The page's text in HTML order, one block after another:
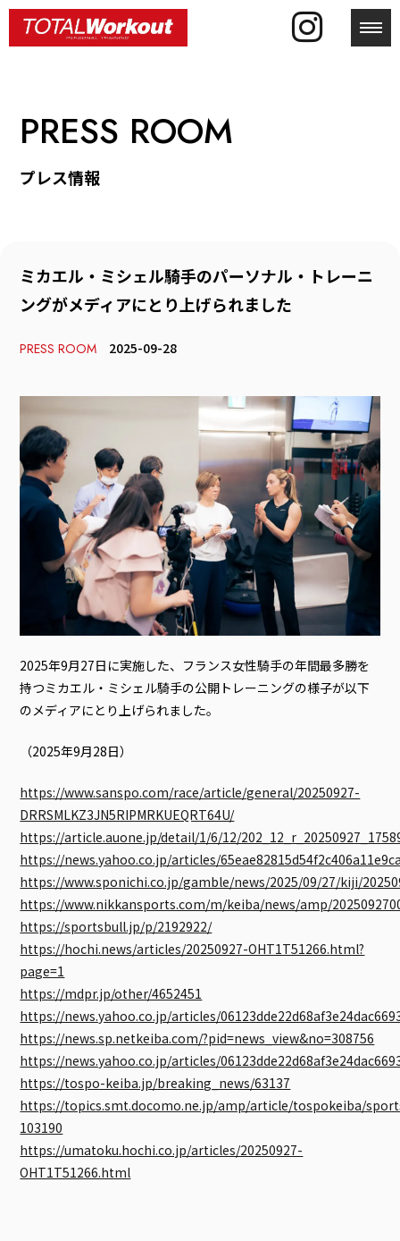
PRESS ROOM
プレス情報
ミカエル・ミシェル騎手のパーソナル・トレーニ
ングがメディアにとり上げられました
PRESS ROOM 2025-09-28
2025年9月27日に実施した、フランス女性騎手の年間最多勝を
持つミカエル・ミシェル騎手の公開トレーニングの様子が以下
のメディアにとり上げられました。
（2025年9月28日）
https://www.sanspo.com/race/article/general/20250927-
DRRSMLKZ3JN5RIPMRKUEQRT64U/
https://article.auone.jp/detail/1/6/12/
https://news.yahoo.co.jp/articles/
https://www.sponichi.co.jp/gamble/news/2025/09/27/kiji/
https://www.nikkansports.com/m/keiba/news/amp/
https://sportsbull.jp/p/2192922/
https://hochi.news/articles/20250927-OHT1T51266.html?
page=1
https://mdpr.jp/other/4652451
https://news.yahoo.co.jp/articles/
https://news.sp.netkeiba.com/?pid=news_view&no=308756
https://news.yahoo.co.jp/articles/
https://tospo-keiba.jp/breaking_news/63137
https://topics.smt.docomo.ne.jp/amp/article/tospokeiba/
103190
https://umatoku.hochi.co.jp/articles/20250927-
OHT1T51266.html